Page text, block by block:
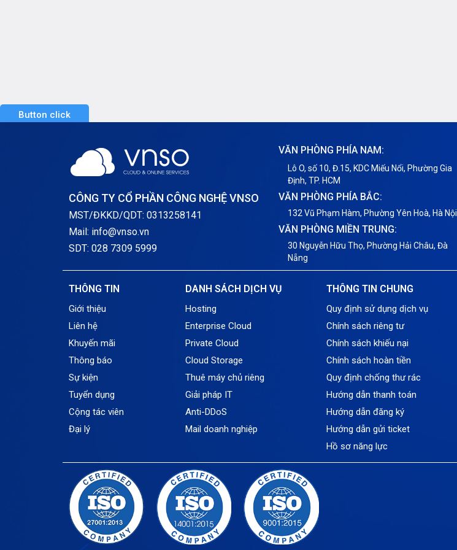
Button click
CÔNG TY CỔ PHẦN CÔNG NGHỆ VNSO
MST/ĐKKD/QDT: 0313258141
Mail: info@vnso.vn
SDT: 028 7309 5999
VĂN PHÒNG PHÍA NAM:
Lô O, số 10, Đ.15, KDC Miếu Nổi, Phường Gia
Định, TP. HCM
VĂN PHÒNG PHÍA BẮC:
132 Vũ Phạm Hàm, Phường Yên Hoà, Hà Nội
VĂN PHÒNG MIỀN TRUNG:
30 Nguyễn Hữu Thọ, Phường Hải Châu, Đà
Nẵng
THÔNG TIN
Giới thiệu
Liên hệ
Khuyến mãi
Thông báo
Sự kiện
Tuyển dụng
Cộng tác viên
Đại lý
DANH SÁCH DỊCH VỤ
Hosting
Enterprise Cloud
Private Cloud
Cloud Storage
Thuê máy chủ riêng
Giải pháp IT
Anti-DDoS
Mail doanh nghiệp
THÔNG TIN CHUNG
Quy định sử dụng dịch vụ
Chính sách riêng tư
Chính sách khiếu nại
Chính sách hoàn tiền
Quy định chống thư rác
Hướng dẫn thanh toán
Hướng dẫn đăng ký
Hướng dẫn gửi ticket
Hồ sơ năng lực